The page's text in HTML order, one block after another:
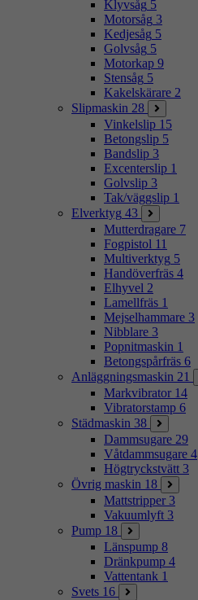
Klyvsåg 5
Motorsåg 3
Kedjesåg 5
Golvsåg 5
Motorkap 9
Stensåg 5
Kakelskärare 2
Slipmaskin 28
Vinkelslip 15
Betongslip 5
Bandslip 3
Excenterslip 1
Golvslip 3
Tak/väggslip 1
Elverktyg 43
Mutterdragare 7
Fogpistol 11
Multiverktyg 5
Handöverfräs 4
Elhyvel 2
Lamellfräs 1
Mejselhammare 3
Nibblare 3
Popnitmaskin 1
Betongspårfräs 6
Anläggningsmaskin 21
Markvibrator 14
Vibratorstamp 6
Städmaskin 38
Dammsugare 29
Våtdammsugare 4
Högtryckstvätt 3
Övrig maskin 18
Mattstripper 3
Vakuumlyft 3
Pump 18
Länspump 8
Dränkpump 4
Vattentank 1
Svets 16